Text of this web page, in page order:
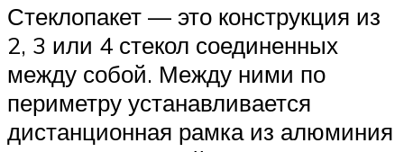
Стеклопакет — это конструкция из
2, 3 или 4 стекол соединенных
между собой. Между ними по
периметру устанавливается
дистанционная рамка из алюминия